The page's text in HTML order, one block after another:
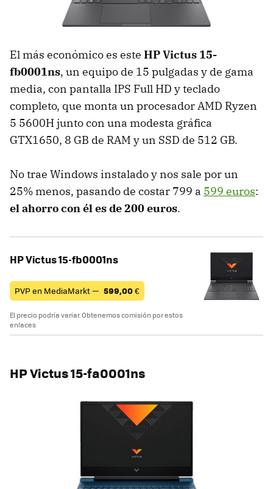
El más económico es este HP Victus 15-
fb0001ns, un equipo de 15 pulgadas y de gama
media, con pantalla IPS Full HD y teclado
completo, que monta un procesador AMD Ryzen
5 5600H junto con una modesta gráfica
GTX1650, 8 GB de RAM y un SSD de 512 GB.
No trae Windows instalado y nos sale por un
25% menos, pasando de costar 799 a 599 euros:
el ahorro con él es de 200 euros.
HP Victus 15-fb0001ns
PVP en MediaMarkt — 599,00€
El precio podría variar. Obtenemos comisión por estos
enlaces
HP Victus 15-fa0001ns